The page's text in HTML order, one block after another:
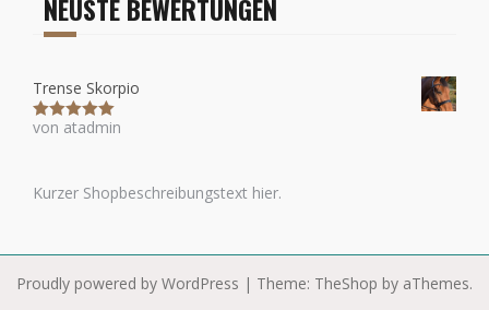
NEUSTE BEWERTUNGEN
Trense Skorpio
Bewertet mit
von atadmin
Kurzer Shopbeschreibungstext hier.
Proudly powered by WordPress | Theme: TheShop by aThemes.